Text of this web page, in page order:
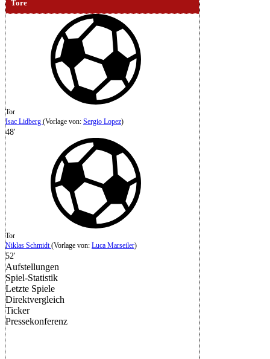
Tore
Tor
Isac Lidberg (Vorlage von: Sergio Lopez)
48'
Tor
Niklas Schmidt(Vorlage von: Luca Marseiler)
52'
Aufstellungen
Spiel-Statistik
Letzte Spiele
Direktvergleich
Ticker
Pressekonferenz